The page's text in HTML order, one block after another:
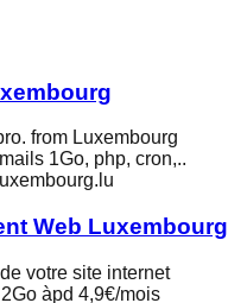
from Luxembourg
1Go, php, cron,..
Web Luxembourg
votre site internet
àpd 4,9€/mois